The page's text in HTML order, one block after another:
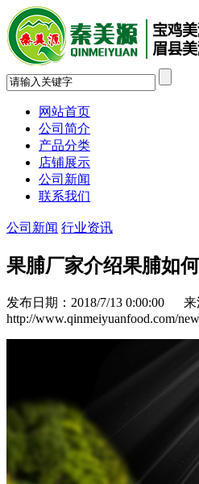
网站首页
公司简介
产品分类
店铺展示
公司新闻
联系我们
公司新闻 行业资讯
果脯厂家介绍果脯如
发布日期：2018/7/13 0:00:00 来
http://www.qinmeiyuanfood.com/